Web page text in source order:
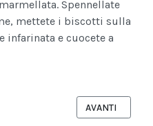
Spennellate
mettete i biscotti sulla
infarinata e cuocete a
DELLA CHEESE-CAKE AL
ARTICOLO
AVANTI